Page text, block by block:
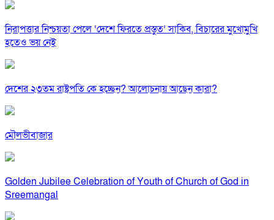
নিরাপত্তার নিশ্চয়তা পেলে ‘দেশে ফিরতে প্রস্তুত’ সাকিব, বিচারের মুখোমুখি
হতেও ভয় নেই
দেশের ২৩তম রাষ্ট্রপতি কে হচ্ছেন? আলোচনায় আছেন কারা?
মৌলভীবাজার
Golden Jubilee Celebration of Youth of Church of God in
Sreemangal